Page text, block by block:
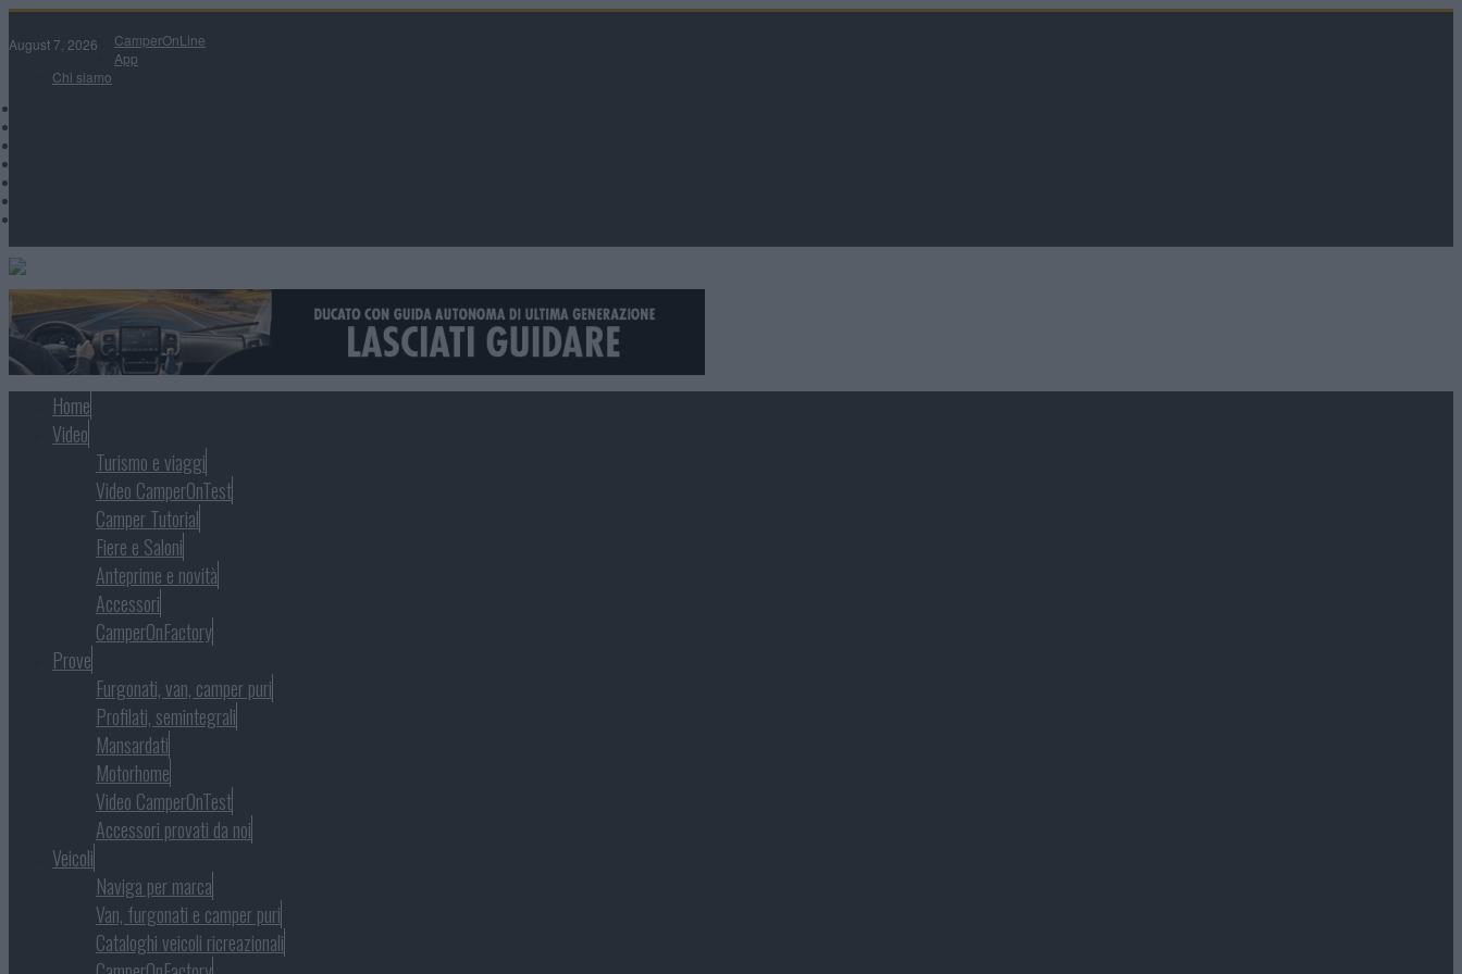
August 7, 2026
CamperOnLine
App
Chi siamo
Home
Video
Turismo e viaggi
Video CamperOnTest
Camper Tutorial
Fiere e Saloni
Anteprime e novità
Accessori
CamperOnFactory
Prove
Furgonati, van, camper puri
Profilati, semintegrali
Mansardati
Motorhome
Video CamperOnTest
Accessori provati da noi
Veicoli
Naviga per marca
Van, furgonati e camper puri
Cataloghi veicoli ricreazionali